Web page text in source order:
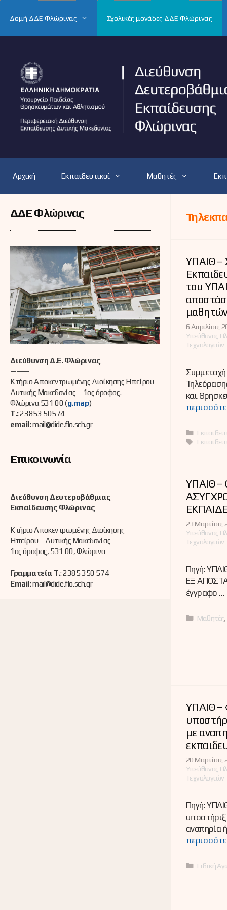
Δομή ΔΔΕ Φλώρινας Σχολικές μονάδες ΔΔΕ Φλώρινας
Αρχική Εκπαιδευτικοί Μαθητές
ΥΠΑΙΘ –
του
6 Απριλίου,
Υπεύθυνος
Τεχνολογιών
Συμμετοχή
και
Ετικέτες
ΥΠΑΙΘ –
23 Μαρτίου,
Υπεύθυνος
Τεχνολογιών
Πηγή:
ΕΞ
έγγραφο …
Μαθητές
ΥΠΑΙΘ –
με
20 Μαρτίου,
Υπεύθυνος
Τεχνολογιών
Πηγή:
αναπηρία
Ειδική
ΔΔΕ Φλώρινας
———
Διεύθυνση Δ.Ε. Φλώρινας
———
Κτήριο Αποκεντρωμένης Διοίκησης Ηπείρου –
Δυτικής Μακεδονίας – 1ος όροφος.
Φλώρινα 531 00 (g.map)
Τ.:23853 50574
email:mail@dide.flo.sch.gr
Επικοινωνία
Διεύθυνση Δευτεροβάθμιας
Εκπαίδευσης Φλώρινας
Κτήριο Αποκεντρωμένης Διοίκησης
Ηπείρου – Δυτικής Μακεδονίας
1ος όροφος, 531 00, Φλώρινα
Γραμματεία Τ.: 2385 350 574
Email:mail@dide.flo.sch.gr